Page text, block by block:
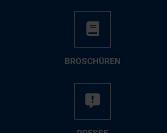
BRO­SCHÜ­REN